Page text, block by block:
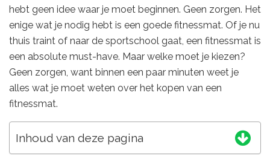
hebt geen idee waar je moet beginnen. Geen zorgen. Het
enige wat je nodig hebt is een goede fitnessmat. Of je nu
thuis traint of naar de sportschool gaat, een fitnessmat is
een absolute must-have. Maar welke moet je kiezen?
Geen zorgen, want binnen een paar minuten weet je
alles wat je moet weten over het kopen van een
fitnessmat.
Inhoud van deze pagina